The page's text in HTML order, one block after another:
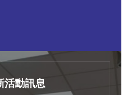
活動訊息